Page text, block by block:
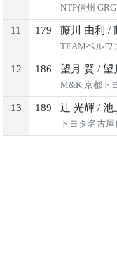
NTP信州
11 179 藤川 由利 /
TEAMベルワ
12 186 望月 賢 / 望
M&K 京都ト
13 189 辻 光輝 / 池
トヨタ名古